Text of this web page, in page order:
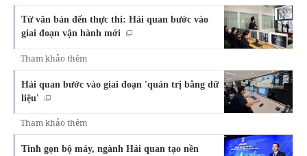
Từ văn bản đến thực thi: Hải quan bước vào
giai đoạn vận hành mới
Tham khảo thêm
Hải quan bước vào giai đoạn 'quản trị bằng dữ
liệu'
Tham khảo thêm
Tinh gọn bộ máy, ngành Hải quan tạo nền